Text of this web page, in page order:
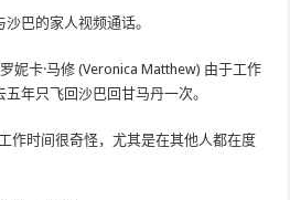
巴的家人视频通话。
妮卡·马修 (Veronica Matthew) 由于工作
年只飞回沙巴回甘马丹一次。
作时间很奇怪，尤其是在其他人都在度